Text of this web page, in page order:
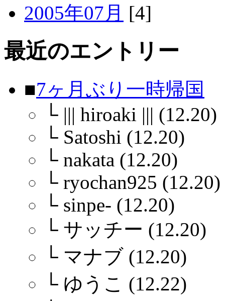
2005年07月 [4]
最近のエントリー
■7ヶ月ぶり一時帰国
└ ||| hiroaki ||| (12.20)
└ Satoshi (12.20)
└ nakata (12.20)
└ ryochan925 (12.20)
└ sinpe- (12.20)
└ サッチー (12.20)
└ マナブ (12.20)
└ ゆうこ (12.22)